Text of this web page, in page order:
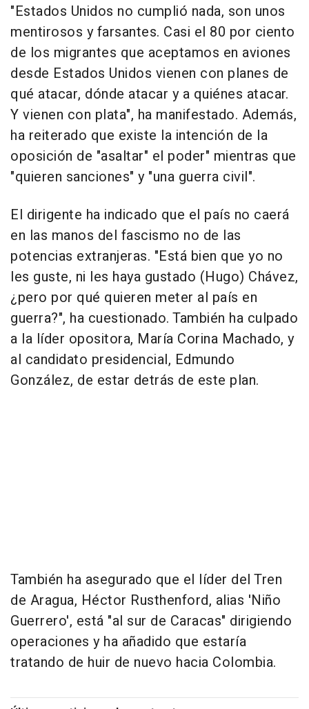
"Estados Unidos no cumplió nada, son unos
mentirosos y farsantes. Casi el 80 por ciento
de los migrantes que aceptamos en aviones
desde Estados Unidos vienen con planes de
qué atacar, dónde atacar y a quiénes atacar.
Y vienen con plata", ha manifestado. Además,
ha reiterado que existe la intención de la
oposición de "asaltar" el poder" mientras que
"quieren sanciones" y "una guerra civil".
El dirigente ha indicado que el país no caerá
en las manos del fascismo no de las
potencias extranjeras. "Está bien que yo no
les guste, ni les haya gustado (Hugo) Chávez,
¿pero por qué quieren meter al país en
guerra?", ha cuestionado. También ha culpado
a la líder opositora, María Corina Machado, y
al candidato presidencial, Edmundo
González, de estar detrás de este plan.
También ha asegurado que el líder del Tren
de Aragua, Héctor Rusthenford, alias 'Niño
Guerrero', está "al sur de Caracas" dirigiendo
operaciones y ha añadido que estaría
tratando de huir de nuevo hacia Colombia.